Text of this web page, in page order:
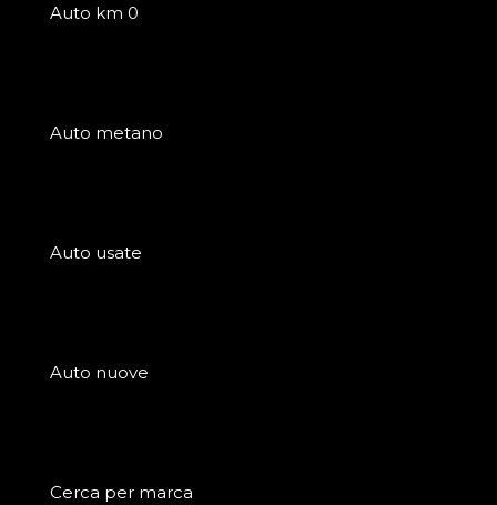
Auto km 0
Auto metano
Auto usate
Auto nuove
Cerca per marca